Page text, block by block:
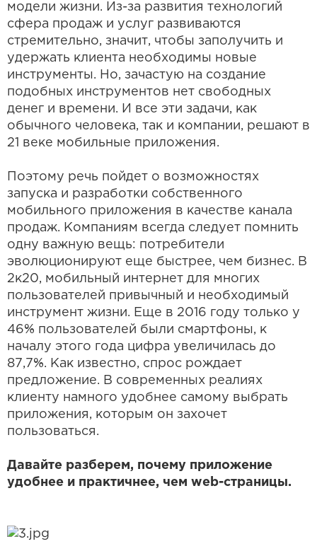
модели жизни. Из-за развития технологий
сфера продаж и услуг развиваются
стремительно, значит, чтобы заполучить и
удержать клиента необходимы новые
инструменты. Но, зачастую на создание
подобных инструментов нет свободных
денег и времени. И все эти задачи, как
обычного человека, так и компании, решают в
21 веке мобильные приложения.
Поэтому речь пойдет о возможностях
запуска и разработки собственного
мобильного приложения в качестве канала
продаж. Компаниям всегда следует помнить
одну важную вещь: потребители
эволюционируют еще быстрее, чем бизнес. В
2к20, мобильный интернет для многих
пользователей привычный и необходимый
инструмент жизни. Еще в 2016 году только у
46% пользователей были смартфоны, к
началу этого года цифра увеличилась до
87,7%. Как известно, спрос рождает
предложение. В современных реалиях
клиенту намного удобнее самому выбрать
приложения, которым он захочет
пользоваться.
Давайте разберем, почему приложение
удобнее и практичнее, чем web-страницы.